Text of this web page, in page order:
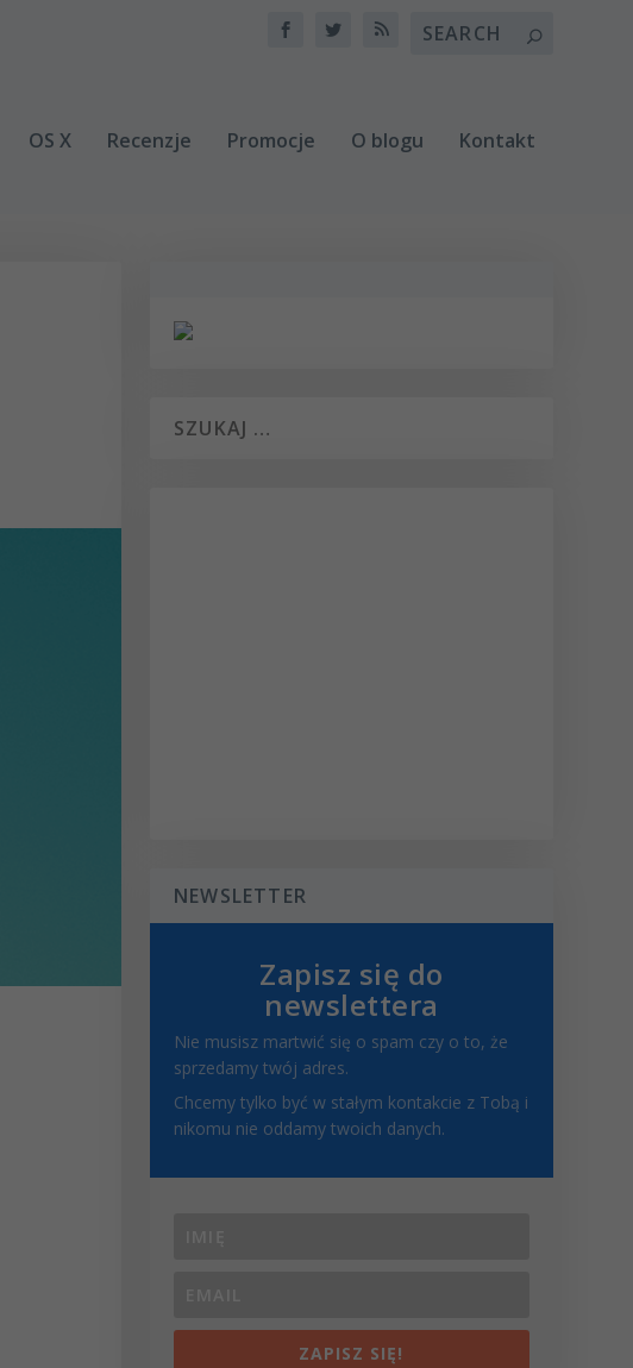
OS X Recenzje Promocje O blogu Kontakt
NEWSLETTER
Zapisz się do
newslettera
Nie musisz martwić się o spam czy o to, że
sprzedamy twój adres.
Chcemy tylko być w stałym kontakcie z Tobą i
nikomu nie oddamy twoich danych.
ZAPISZ SIĘ!